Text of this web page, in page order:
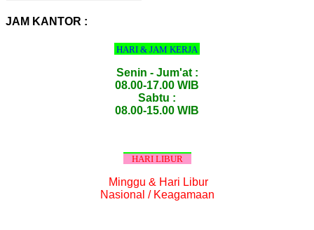
JAM KANTOR :
HARI & JAM KERJA
Senin - Jum'at :
08.00-17.00 WIB
Sabtu :
08.00-15.00 WIB
HARI LIBUR
Minggu & Hari Libur
Nasional / Keagamaan